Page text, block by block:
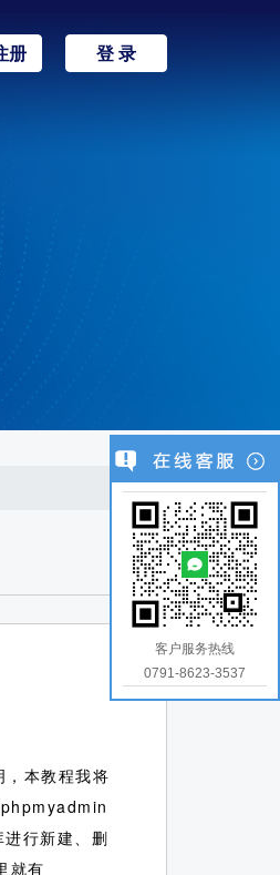
册 登 录
本教程我将
行新建、删
就有
客户服务热线
0791-8623-3537